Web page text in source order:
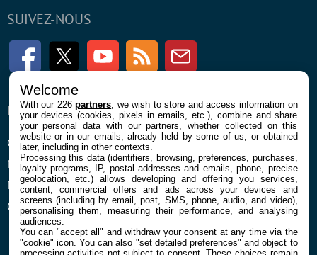
SUIVEZ-NOUS
FacebookTwitter Youtube RSS Newsletter
ENTREPRISE
Confidentialité et Cookies
Mentions légales et CGU
Préférences Cookies
Qui sommes nous
À PROPOS
Contact
Welcome
With our 226partners , we wish to store and access information on
your devices (cookies, pixels in emails, etc.), combine and share
your personal data with our partners, whether collected on this
website or in our emails, already held by some of us, or obtained
later, including in other contexts.
Processing this data (identifiers, browsing, preferences, purchases,
loyalty programs, IP, postal addresses and emails, phone, precise
geolocation, etc.) allows developing and offering you services,
content, commercial offers and ads across your devices and
screens (including by email, post, SMS, phone, audio, and video),
personalising them, measuring their performance, and analysing
audiences.
You can "accept all" and withdraw your consent at any time via the
"cookie" icon. You can also "set detailed preferences" and object to
processing activities not subject to consent. These choices remain